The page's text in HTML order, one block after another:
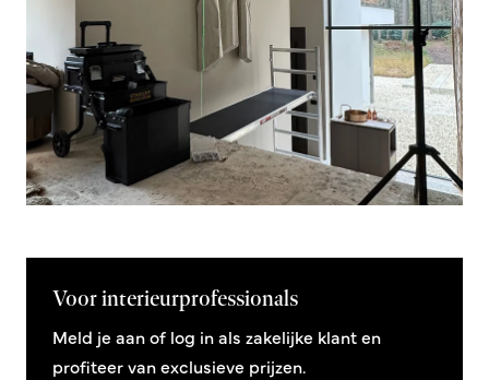
Voor interieurprofessionals
Meld je aan of log in als zakelijke klant en
profiteer van exclusieve prijzen.